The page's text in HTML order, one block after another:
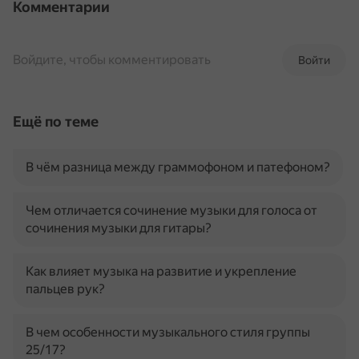
Комментарии
Войти
Войдите, чтобы комментировать
Ещё по теме
В чём разница между граммофоном и патефоном?
Чем отличается сочинение музыки для голоса от
сочинения музыки для гитары?
Как влияет музыка на развитие и укрепление
пальцев рук?
В чем особенности музыкального стиля группы
25/17?